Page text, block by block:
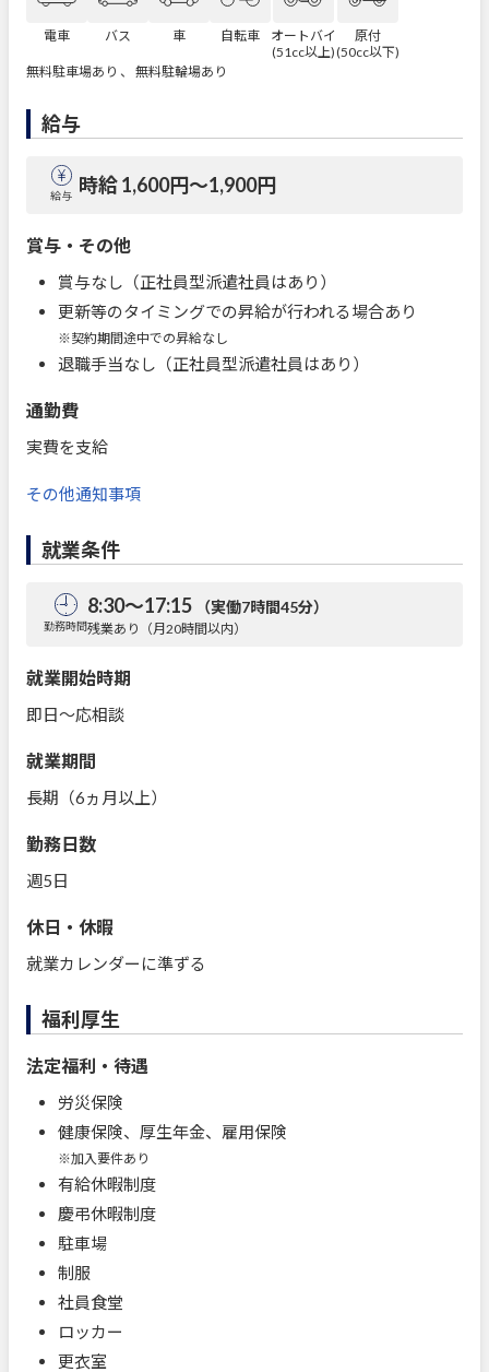
電車 バス 車 自転車
オートバイ
(51cc以上)
原付
(50cc以下)
無料駐車場あり 、 無料駐輪場あり
給与
給与 時給 1,600円〜1,900円
賞与・その他
賞与なし（正社員型派遣社員はあり）
更新等のタイミングでの昇給が行われる場合あり
※契約期間途中での昇給なし
退職手当なし（正社員型派遣社員はあり）
通勤費
実費を支給
その他通知事項
就業条件
勤務時間
8:30～17:15 （実働7時間45分）
残業あり（月20時間以内）
就業開始時期
即日～応相談
就業期間
長期（6ヵ月以上）
勤務日数
週5日
休日・休暇
就業カレンダーに準ずる
福利厚生
法定福利・待遇
労災保険
健康保険、厚生年金、雇用保険
※加入要件あり
有給休暇制度
慶弔休暇制度
駐車場
制服
社員食堂
ロッカー
更衣室